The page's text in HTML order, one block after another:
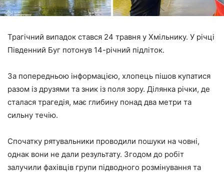
Трагічний випадок стався 24 травня у Хмільнику. У річці
Південний Буг потонув 14-річний підліток.
За попередньою інформацією, хлопець пішов купатися
разом із друзями та зник із поля зору. Ділянка річки, де
сталася трагедія, має глибину понад два метри та
сильну течію.
Спочатку рятувальники проводили пошуки на човні,
однак вони не дали результату. Згодом до робіт
залучили фахівців групи підводного розмінування та